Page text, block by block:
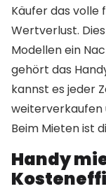
Käufer das volle
Wertverlust.
Modellen ein
gehört das
kannst es jeder
weiterverkaufen
Beim Mieten ist
Handy